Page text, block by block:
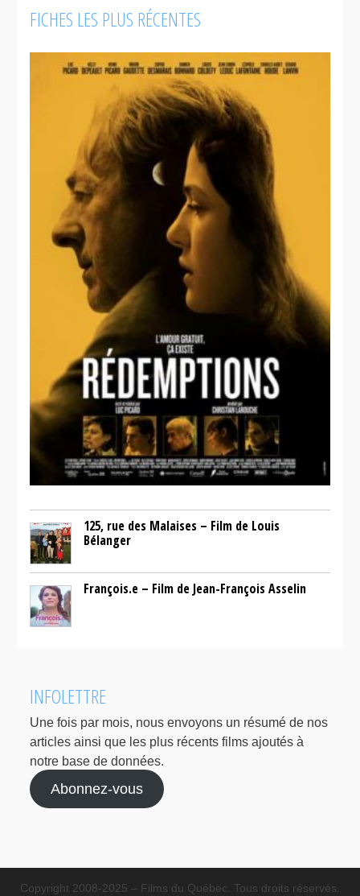
FICHES LES PLUS RÉCENTES
125, rue des Malaises – Film de Louis
Bélanger
François.e – Film de Jean-François Asselin
INFOLETTRE
Une fois par mois, nous envoyons un résumé de nos
articles ainsi que les plus récents films ajoutés à
notre base de données.
Abonnez-vous
Copyright 2008-2025 – Films du Québec. Tous droits réservés.